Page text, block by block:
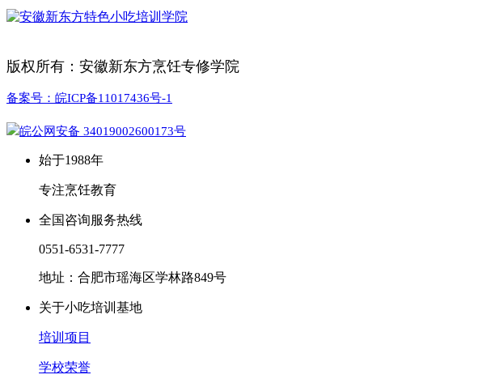
版权所有：安徽新东方烹饪专修学院
备案号：皖ICP备11017436号-1
皖公网安备 34019002600173号
始于1988年
专注烹饪教育
全国咨询服务热线
0551-6531-7777
地址：合肥市瑶海区学林路849号
关于小吃培训基地
培训项目
学校荣誉